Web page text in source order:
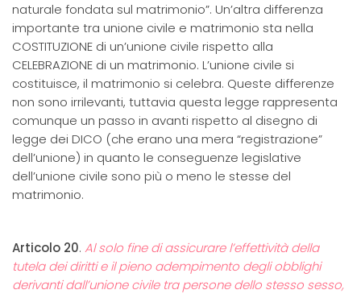
naturale fondata sul matrimonio”. Un’altra differenza
importante tra unione civile e matrimonio sta nella
COSTITUZIONE di un’unione civile rispetto alla
CELEBRAZIONE di un matrimonio. L’unione civile si
costituisce, il matrimonio si celebra. Queste differenze
non sono irrilevanti, tuttavia questa legge rappresenta
comunque un passo in avanti rispetto al disegno di
legge dei DICO (che erano una mera “registrazione”
dell’unione) in quanto le conseguenze legislative
dell’unione civile sono più o meno le stesse del
matrimonio.
Articolo 20. Al solo fine di assicurare l’effettività della
tutela dei diritti e il pieno adempimento degli obblighi
derivanti dall’unione civile tra persone dello stesso sesso,